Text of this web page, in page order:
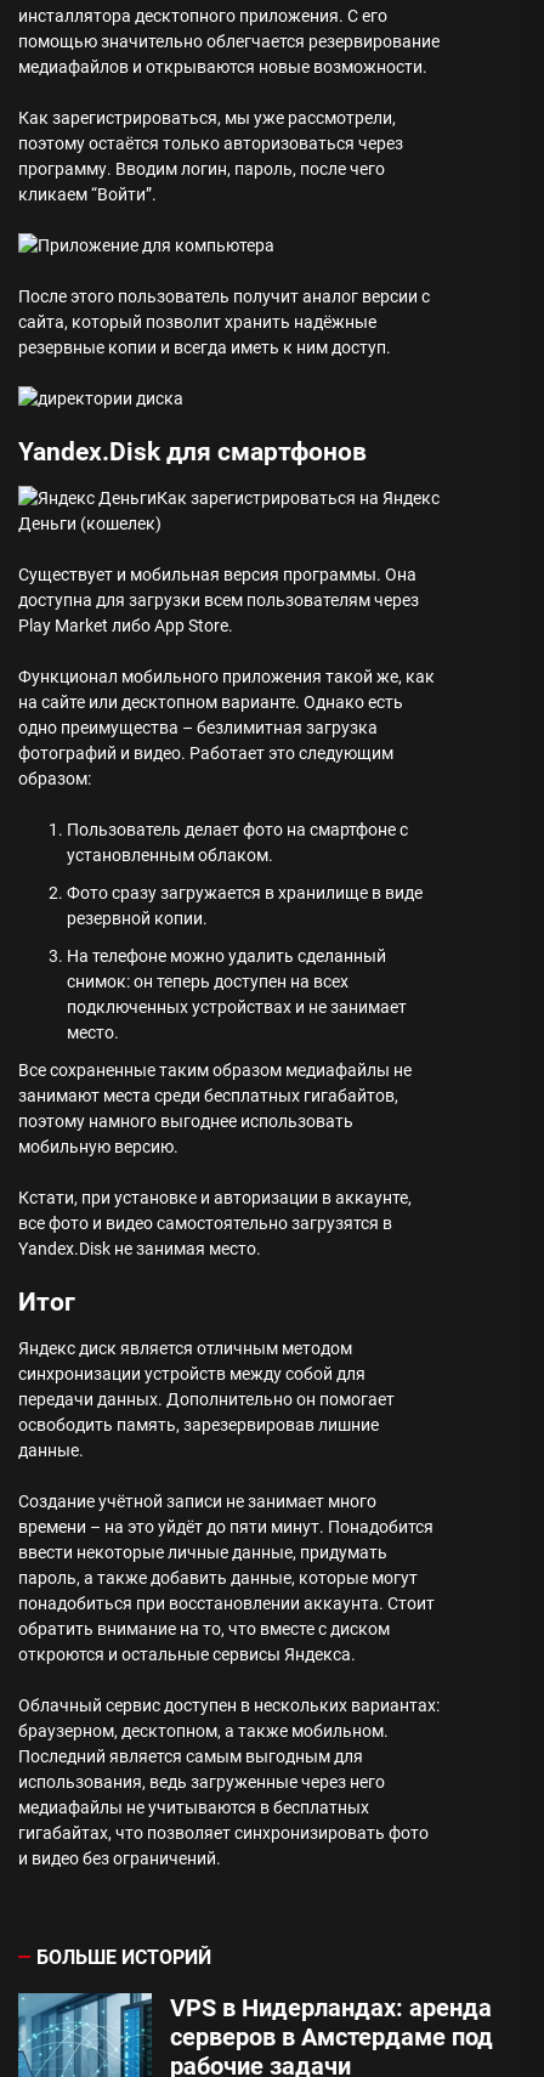
инсталлятора десктопного приложения. С его
помощью значительно облегчается резервирование
медиафайлов и открываются новые возможности.
Как зарегистрироваться, мы уже рассмотрели,
поэтому остаётся только авторизоваться через
программу. Вводим логин, пароль, после чего
кликаем “Войти”.
После этого пользователь получит аналог версии с
сайта, который позволит хранить надёжные
резервные копии и всегда иметь к ним доступ.
Yandex.Disk для смартфонов
Как зарегистрироваться на Яндекс
Деньги (кошелек)
Существует и мобильная версия программы. Она
доступна для загрузки всем пользователям через
Play Market либо App Store.
Функционал мобильного приложения такой же, как
на сайте или десктопном варианте. Однако есть
одно преимущества – безлимитная загрузка
фотографий и видео. Работает это следующим
образом:
Пользователь делает фото на смартфоне с
установленным облаком.
Фото сразу загружается в хранилище в виде
резервной копии.
На телефоне можно удалить сделанный
снимок: он теперь доступен на всех
подключенных устройствах и не занимает
место.
Все сохраненные таким образом медиафайлы не
занимают места среди бесплатных гигабайтов,
поэтому намного выгоднее использовать
мобильную версию.
Кстати, при установке и авторизации в аккаунте,
все фото и видео самостоятельно загрузятся в
Yandex.Disk не занимая место.
Итог
Яндекс диск является отличным методом
синхронизации устройств между собой для
передачи данных. Дополнительно он помогает
освободить память, зарезервировав лишние
данные.
Создание учётной записи не занимает много
времени – на это уйдёт до пяти минут. Понадобится
ввести некоторые личные данные, придумать
пароль, а также добавить данные, которые могут
понадобиться при восстановлении аккаунта. Стоит
обратить внимание на то, что вместе с диском
откроются и остальные сервисы Яндекса.
Облачный сервис доступен в нескольких вариантах:
браузерном, десктопном, а также мобильном.
Последний является самым выгодным для
использования, ведь загруженные через него
медиафайлы не учитываются в бесплатных
гигабайтах, что позволяет синхронизировать фото
и видео без ограничений.
БОЛЬШЕ ИСТОРИЙ
VPS в Нидерландах: аренда
серверов в Амстердаме под
рабочие задачи